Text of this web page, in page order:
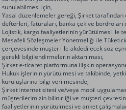
sunulabilmesi için,
Yasal düzenlemeler gereği, Şirket
defterleri, faturaları, banka çek ve bordroları
Lojistik, kargo faaliyetlerinin yürütülmesi ile
Mesafeli Sözleşmeler Yönetmeliği ile
çerçevesinde müşteri ile akdedilecek
gerekli bilgilendirmelerin aktarılması,
Şirket e-ticaret platformuna ilişkin
Hukuk işlerinin yürütülmesi ve takibinde,
kuruluşlarına bilgi verilmesinde,
Şirket internet sitesi ve/veya mobil
müşterilerimizin bilinirliği ve müşteri
faaliyetlerinin yürütülmesi ve anket